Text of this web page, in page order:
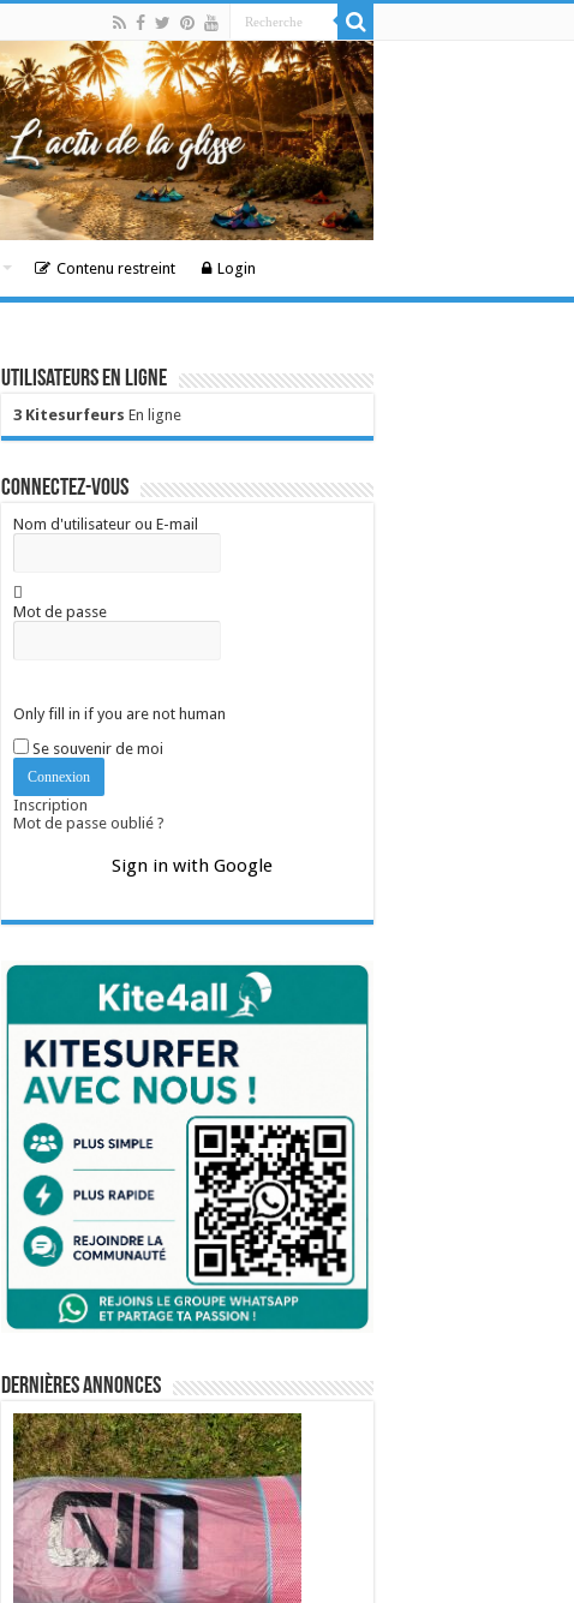
Contenu restreint Login
Utilisateurs en ligne
3 Kitesurfeurs En ligne
Connectez-vous
Nom d'utilisateur ou E-mail
Mot de passe
Only fill in if you are not human
Se souvenir de moi
Inscription
Mot de passe oublié ?
Sign in with Google
Dernières annonces